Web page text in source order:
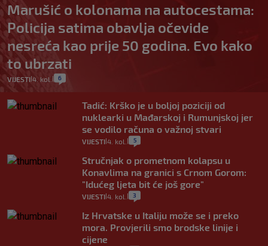
Marušić o kolonama na autocestama:
Policija satima obavlja očevide
nesreća kao prije 50 godina. Evo kako
to ubrzati
VIJESTI 4. kol. 6
Tadić: Krško je u boljoj poziciji od
nuklearki u Mađarskoj i Rumunjskoj jer
se vodilo računa o važnoj stvari
VIJESTI 4. kol. 5
Stručnjak o prometnom kolapsu u
Konavlima na granici s Crnom Gorom:
"Idućeg ljeta bit će još gore"
VIJESTI 4. kol. 3
Iz Hrvatske u Italiju može se i preko
mora. Provjerili smo brodske linije i
cijene